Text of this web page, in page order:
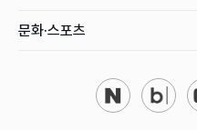
문화·스포츠